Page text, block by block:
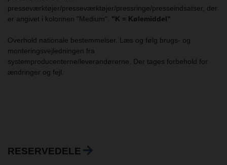
presseværktøjer/presseværktøjer/pressringe/presseindsatser, der
er angivet i kolonnen "Medium". "K = Kølemiddel"
Overhold nationale bestemmelser. Læs og følg brugs- og
monteringsvejledningen fra
systemproducenterne/leverandørerne. Der tages forbehold for
ændringer og fejl.
RESERVEDELE